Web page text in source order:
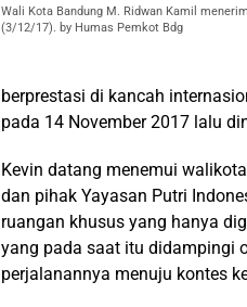
Wali Kota Bandung M. Ridwan Kamil
(3/12/17). by Humas Pemkot Bdg
berprestasi di kancah
pada 14 November 2017 lalu
Kevin datang menemui
dan pihak Yayasan Putri
ruangan khusus yang hanya
yang pada saat itu didampingi
perjalanannya menuju kontes